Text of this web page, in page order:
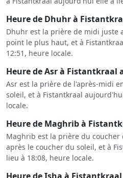
Heure de Dhuhr à
Dhuhr est la prière de midi juste
point le plus haut, et à
12:51, heure locale.
Heure de Asr à Fistantkraal
Asr est la prière de l'après-midi
soleil, et à Fistantkraal
locale.
Heure de Maghrib à
Maghrib est la prière du coucher
après le coucher du soleil, et à
lieu à 18:08, heure locale.